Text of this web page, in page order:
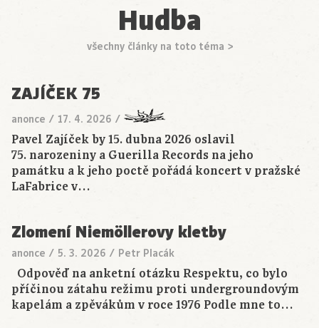
Hudba
všechny články na toto téma >
ZAJÍČEK 75
anonce / 17. 4. 2026 /
Pavel Zajíček by 15. dubna 2026 oslavil
75. narozeniny a Guerilla Records na jeho
památku a k jeho poctě pořádá koncert v pražské
LaFabrice v…
Zlomení Niemöllerovy kletby
anonce / 5. 3. 2026 / Petr Placák
Odpověď na anketní otázku Respektu, co bylo
příčinou zátahu režimu proti undergroundovým
kapelám a zpěvákům v roce 1976 Podle mne to…